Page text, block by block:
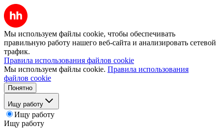
Мы используем файлы cookie, чтобы обеспечивать
правильную работу нашего веб-сайта и анализировать сетевой
трафик.
Правила использования файлов cookie
Мы используем файлы cookie. Правила использования
файлов cookie
Понятно
Ищу работу
Ищу работу
Ищу работу